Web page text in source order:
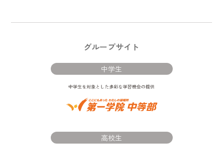
グループサイト
中学生
高校生